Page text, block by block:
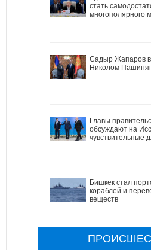
стать
многополярного
Садыр Жапаров
Николом
Главы
обсуждают на
чувствительные
Бишкек стал
кораблей и
веществ